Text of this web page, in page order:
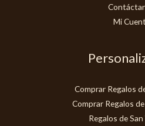
Mi
Comprar Regalos
Comprar Regalos
Regalos de